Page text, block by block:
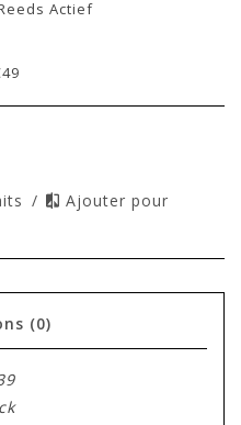
Actief
/
Ajouter pour
(0)